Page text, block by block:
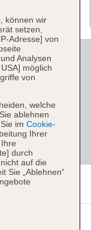
können wir
setzen,
Adresse] von
Analysen
möglich
von
welche
ablehnen
im Cookie-
Ihrer
durch
auf die
Sie „Ablehnen“